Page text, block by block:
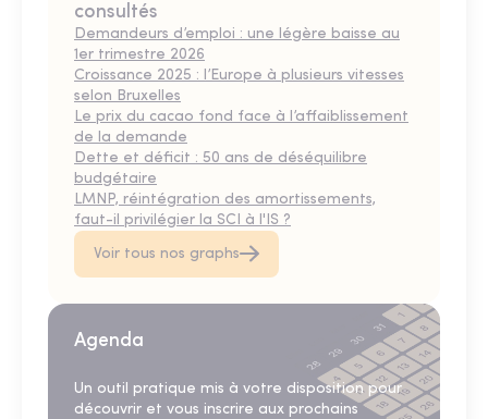
consultés
Demandeurs d’emploi : une légère baisse au
1er trimestre 2026
Croissance 2025 : l’Europe à plusieurs vitesses
selon Bruxelles
Le prix du cacao fond face à l’affaiblissement
de la demande
Dette et déficit : 50 ans de déséquilibre
budgétaire
LMNP, réintégration des amortissements,
faut-il privilégier la SCI à l'IS ?
Voir tous nos graphs
Agenda
Un outil pratique mis à votre disposition pour
découvrir et vous inscrire aux prochains